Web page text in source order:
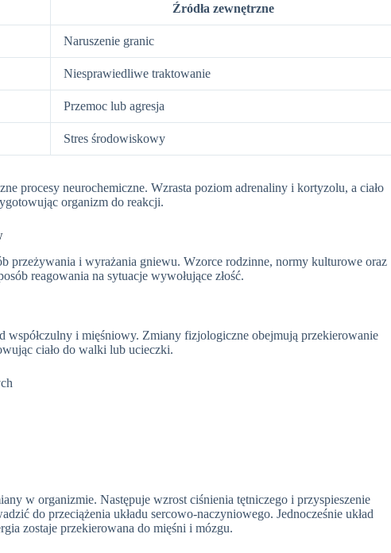
Źródła zewnętrzne
Naruszenie granic
Niesprawiedliwe traktowanie
Przemoc lub agresja
Stres środowiskowy
procesy neurochemiczne. Wzrasta poziom adrenaliny i kortyzolu, a ciało
organizm do reakcji.
przeżywania i wyrażania gniewu. Wzorce rodzinne, normy kulturowe oraz
reagowania na sytuacje wywołujące złość.
współczulny i mięśniowy. Zmiany fizjologiczne obejmują przekierowanie
ciało do walki lub ucieczki.
w organizmie. Następuje wzrost ciśnienia tętniczego i przyspieszenie
do przeciążenia układu sercowo-naczyniowego. Jednocześnie układ
zostaje przekierowana do mięśni i mózgu.